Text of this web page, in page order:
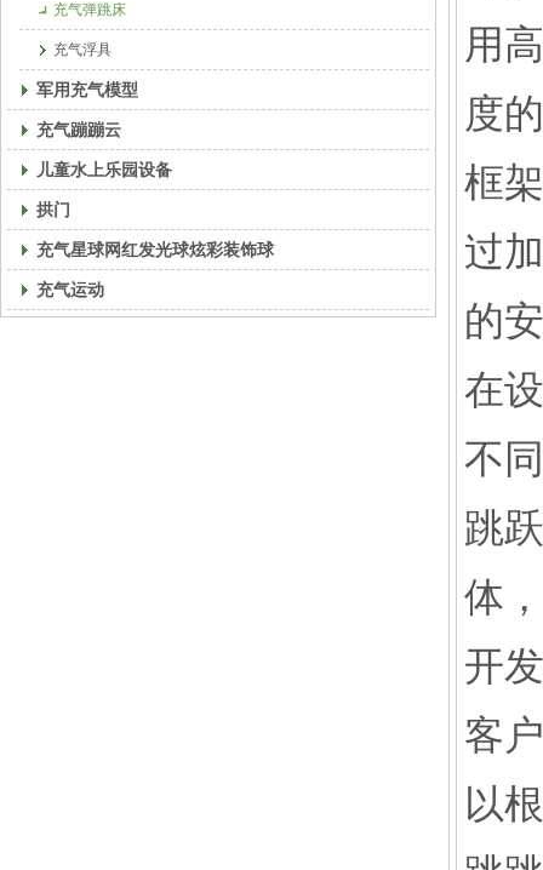
充气弹跳床
充气浮具
军用充气模型
充气蹦蹦云
儿童水上乐园设备
拱门
充气星球网红发光球炫彩装饰球
充气运动
用
度
框
过
的
在
不
跳
体
开
客
以